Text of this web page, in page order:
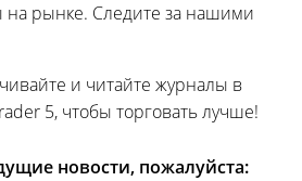
на рынке. Следите за нашими
и читайте журналы в
5, чтобы торговать лучше!
новости, пожалуйста: